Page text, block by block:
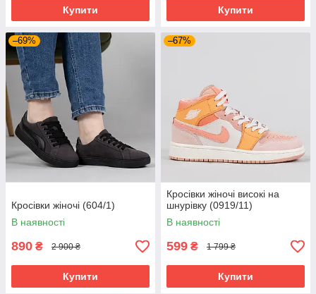
Купити Купити
–69%
Кросівки жіночі (604/1)
В наявності
890 ₴ 2 900 ₴
Купити
–67%
Кросівки жіночі високі на
шнурівку (0919/11)
В наявності
599 ₴ 1 799 ₴
Купити